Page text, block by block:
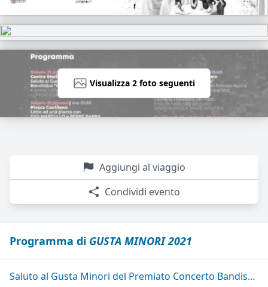
Visualizza 2 foto seguenti
Aggiungi al viaggio
Condividi evento
Programma di GUSTA MINORI 2021
Saluto al Gusta Minori del Premiato Concerto Bandistico "Città di Minori"